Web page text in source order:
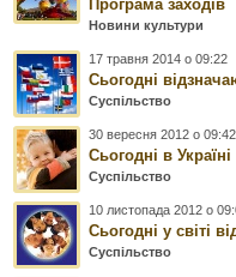
Програма заходів
Новини культури
17 травня 2014 о 09:22
Сьогодні
Суспільство
30 вересня 2012 о 09:42
Сьогодні в
Суспільство
10 листопада 2012 о
Сьогодні у світі
Суспільство